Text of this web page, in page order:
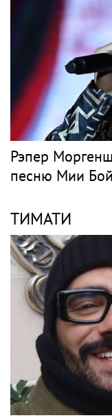
Рэпер
песню Мии
ТИМАТИ